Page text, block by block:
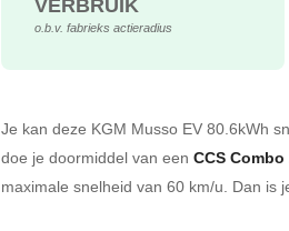
o.b.v. fabrieks actieradius
Je kan deze KGM Musso EV 80.6kWh
doe je doormiddel van een CCS Combo
maximale snelheid van 60 km/u. Dan is